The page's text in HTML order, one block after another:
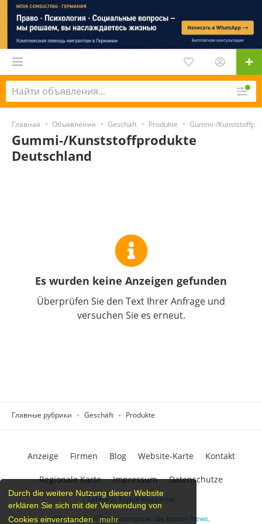
Durch die weitere Nutzung dieser Website
erklären Sie sich mit der Verwendung von
Cookies einverstanden. mehr
Главная Объявления Geschäft Produkte Gummi-/
Gummi-/Kunststoffprodukte
Deutschland
Es wurden keine Anzeigen gefunden
Überprüfen Sie den Text Ihrer Anfrage und
versuchen Sie es erneut.
Главные рубрики Geschäft Produkte
Zahnarzt Tsypin Wuppertal
Alles rund um Computerspiele: die besten News,
Anzeige Firmen Blog Website-Karte Kontakt
Regionale Karte Impressum Datenschutze